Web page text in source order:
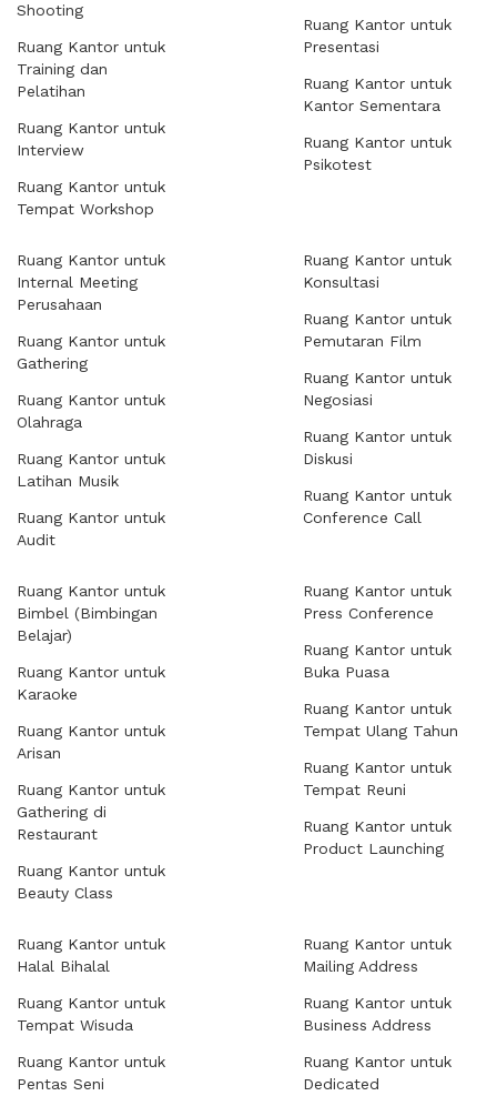
Shooting
Ruang Kantor untuk
Training dan
Pelatihan
Ruang Kantor untuk
Interview
Ruang Kantor untuk
Tempat Workshop
Ruang Kantor untuk
Presentasi
Ruang Kantor untuk
Kantor Sementara
Ruang Kantor untuk
Psikotest
Ruang Kantor untuk
Internal Meeting
Perusahaan
Ruang Kantor untuk
Gathering
Ruang Kantor untuk
Olahraga
Ruang Kantor untuk
Latihan Musik
Ruang Kantor untuk
Audit
Ruang Kantor untuk
Konsultasi
Ruang Kantor untuk
Pemutaran Film
Ruang Kantor untuk
Negosiasi
Ruang Kantor untuk
Diskusi
Ruang Kantor untuk
Conference Call
Ruang Kantor untuk
Bimbel (Bimbingan
Belajar)
Ruang Kantor untuk
Karaoke
Ruang Kantor untuk
Arisan
Ruang Kantor untuk
Gathering di
Restaurant
Ruang Kantor untuk
Beauty Class
Ruang Kantor untuk
Press Conference
Ruang Kantor untuk
Buka Puasa
Ruang Kantor untuk
Tempat Ulang Tahun
Ruang Kantor untuk
Tempat Reuni
Ruang Kantor untuk
Product Launching
Ruang Kantor untuk
Halal Bihalal
Ruang Kantor untuk
Tempat Wisuda
Ruang Kantor untuk
Pentas Seni
Ruang Kantor untuk
Mailing Address
Ruang Kantor untuk
Business Address
Ruang Kantor untuk
Dedicated